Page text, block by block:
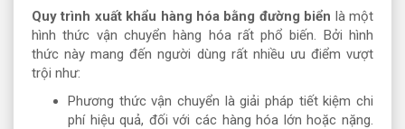
Quy trình xuất khẩu hàng hóa bằng đường biển là một
hình thức vận chuyển hàng hóa rất phổ biến. Bởi hình
thức này mang đến người dùng rất nhiều ưu điểm vượt
trội như:
Phương thức vận chuyển là giải pháp tiết kiệm chi
phí hiệu quả, đối với các hàng hóa lớn hoặc nặng.